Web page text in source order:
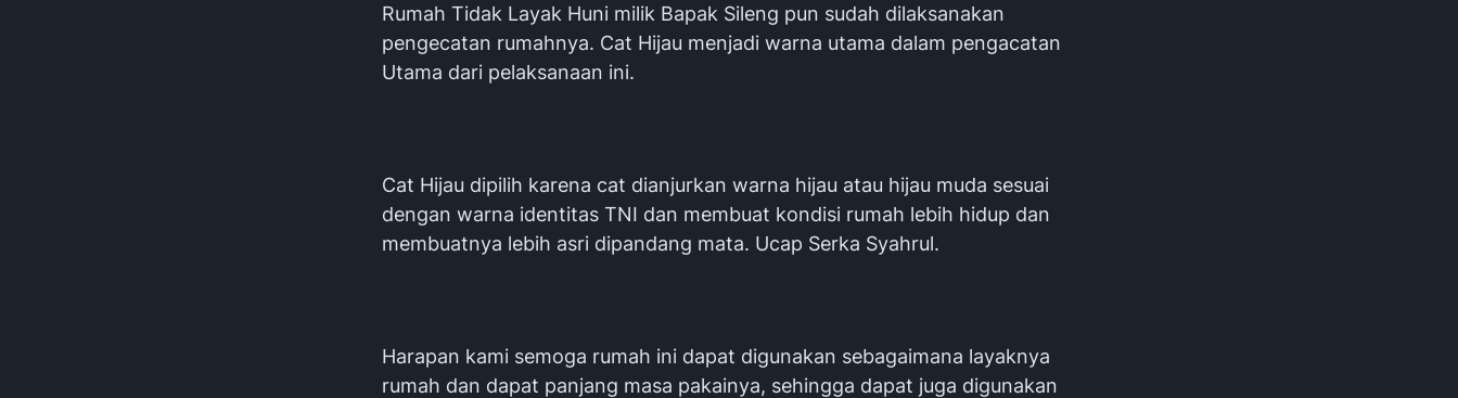
Rumah Tidak Layak Huni milik Bapak Sileng pun sudah dilaksanakan
pengecatan rumahnya. Cat Hijau menjadi warna utama dalam pengacatan
Utama dari pelaksanaan ini.
Cat Hijau dipilih karena cat dianjurkan warna hijau atau hijau muda sesuai
dengan warna identitas TNI dan membuat kondisi rumah lebih hidup dan
membuatnya lebih asri dipandang mata. Ucap Serka Syahrul.
Harapan kami semoga rumah ini dapat digunakan sebagaimana layaknya
rumah dan dapat panjang masa pakainya, sehingga dapat juga digunakan